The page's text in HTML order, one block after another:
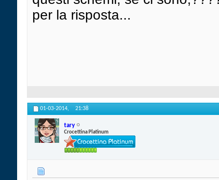
per la risposta...
01-03-2014, 21:38
tary
Crocettina Platinum